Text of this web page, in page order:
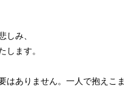
しみ、
します。
はありません。一人で抱えこ